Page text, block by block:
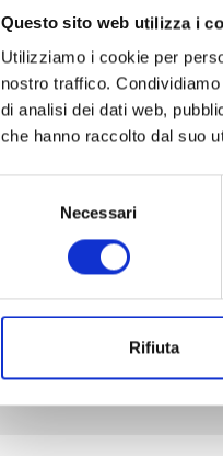
Questo sito web utilizza i
Utilizziamo i cookie per
nostro traffico.
di analisi dei dati web,
che hanno raccolto dal suo
Necessari
Rifiuta
I